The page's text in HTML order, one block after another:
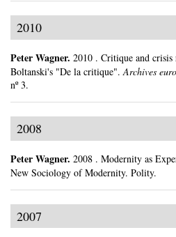
2010
Peter Wagner. 2010 . Critique and crisis
Boltanski's "De la critique". Archives
nº 3.
2008
Peter Wagner. 2008 . Modernity as
New Sociology of Modernity. Polity.
2007